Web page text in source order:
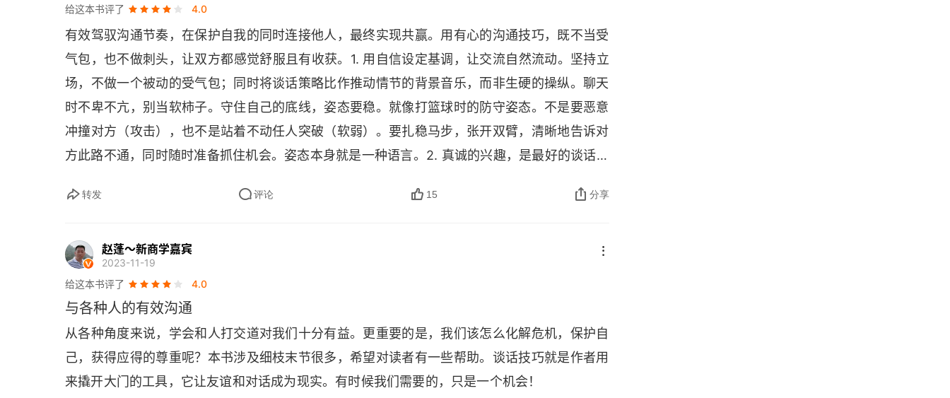
个人生经历是什么？你个人最重大的五个成就是什么？说出你的十个特长，即你比一般人做得更
好的事，不论大小说出你在过去的五年中去过的十个地方说出你最近参加的五次社交活动说出你
生活中不能没有的十个东西：别只看字面意思，这个问题想问的是你所在乎的东西近期情况本周
以及本月最热门的五件事是什么？了解下基本情况，然后形成自己的观点和立场你在上周遇到了
哪四件有趣的事？要能将它们概括为简短的故事在过去的一周里，你看到或听到的最有趣的四件
事是什么？要能将它们概括为简短的故事 2. 制作谈话简历的目的是让你听起来很有趣，但如果
你自己想要新鲜的信息和观点呢？备用故事可以让一场正在逐渐变得无话可聊的对话重新焕发活
力 3. 一个备用故事有四个不同的组成部分：承上启下、故事本身、你的看法、询问他人 4. 最好
上说，有很多事情你可以事先进行准备，从而让自己变得迷人又机智 6. 先进行心理和生理上的
热身，为交流做好准备从心理上讲，就是要进入社交的状态，并且要习惯主动与人互动。这可以
通过 “10 秒钟的关系” 法来实现，这种极短时间的谈话训练能让你迅速进入状态从生理上讲，在
谈话前你应该通过大声朗读来热身，记住要夸大情绪的表达和变化。大声读三遍，留意感情投入
程度的不同，然后你立马就能看到自己表现出来的不同 7. 我们可以通过模仿他人的肢体语言、声
调、语速和整体行为举止来创造相似之处。这就是俗称的镜像效应 8. 生活就是一系列的故事 9.
给这本书评了
4.0
有效驾驭沟通节奏，在保护自我的同时连接他人，最终实现共赢。用有心的沟通技巧，既不当受
气包，也不做刺头，让双方都感觉舒服且有收获。1. 用自信设定基调，让交流自然流动。坚持立
场，不做一个被动的受气包；同时将谈话策略比作推动情节的背景音乐，而非生硬的操纵。聊天
时不卑不亢，别当软柿子。守住自己的底线，姿态要稳。就像打篮球时的防守姿态。不是要恶意
冲撞对方（攻击），也不是站着不动任人突破（软弱）。要扎稳马步，张开双臂，清晰地告诉对
方此路不通，同时随时准备抓住机会。姿态本身就是一种语言。2. 真诚的兴趣，是最好的谈话准
别人才会打开话匣子。真心对别人感兴趣，多聊聊日常，关系自然就近了。就像用钥匙开门。对
难打开心门。而上次提到的那个项目，后来顺利上线了吗？就是一把量身打造的钥匙，轻轻一
时，用称赞回赞转移焦点，创造积极的双赢互动。夸人别玩虚的，要夸到点子上。真诚、具体地
赞美对方，效果最好，对方也会更愿意相处。就像送礼。一句泛泛的真棒，就像送了一盒市面上
常见的糕点，对方会说谢谢，但可能转眼就忘。一句具体的今天的方案，在风险管控那部分考虑
得特别周全，解决了我们的大顾虑，就像送了一份对方心心念念、包装精美的小礼物，对方能感
转发 评论 15 分享
赵蓬～新商学嘉宾
2023-11-19
给这本书评了
4.0
与各种人的有效沟通
从各种角度来说，学会和人打交道对我们十分有益。更重要的是，我们该怎么化解危机，保护自
己，获得应得的尊重呢？本书涉及细枝末节很多，希望对读者有一些帮助。谈话技巧就是作者用
来撬开大门的工具，它让友谊和对话成为现实。有时候我们需要的，只是一个机会！